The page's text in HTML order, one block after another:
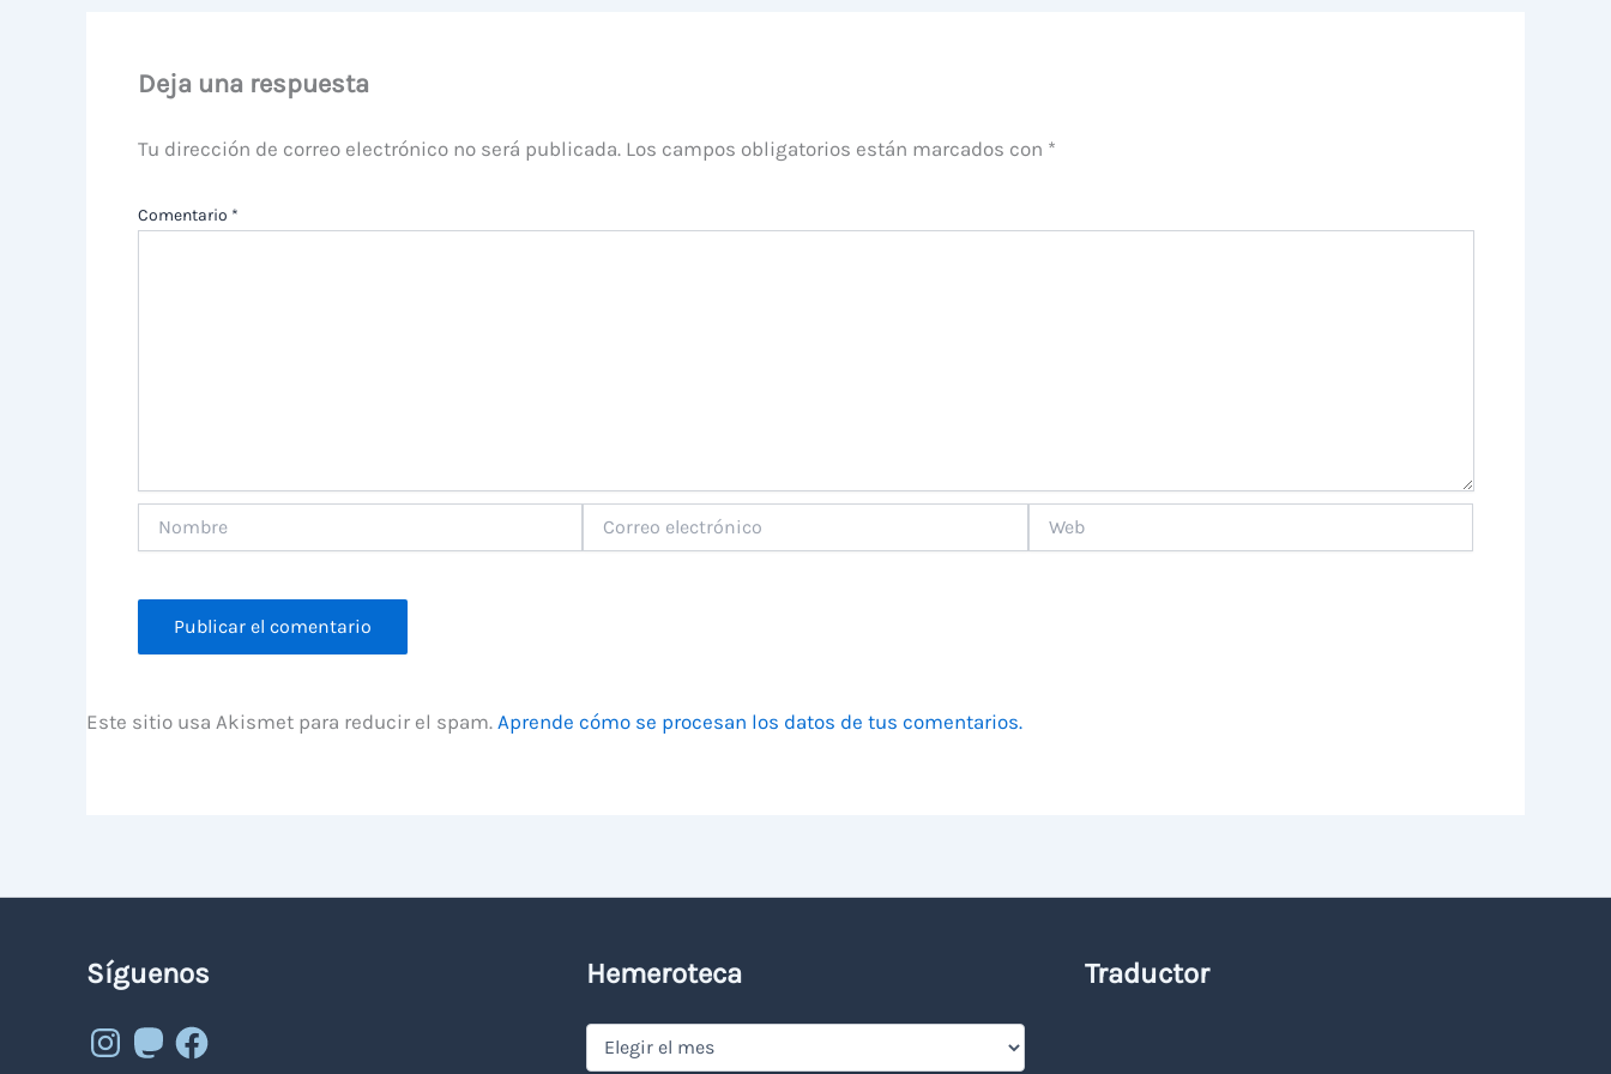
Deja una respuesta
Tu dirección de correo electrónico no será publicada. Los campos obligatorios están marcados con *
Comentario *
electrónico
Este sitio usa Akismet para reducir el spam. Aprende cómo se procesan los datos de tus comentarios.
Síguenos
Instagram
MastodonFacebook
Hemeroteca
Hemeroteca
Traductor